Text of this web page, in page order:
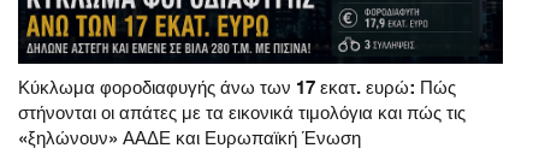
Κύκλωμα φοροδιαφυγής άνω των 17 εκατ. ευρώ: Πώς
στήνονται οι απάτες με τα εικονικά τιμολόγια και πώς τις
«ξηλώνουν» ΑΑΔΕ και Ευρωπαϊκή Ένωση